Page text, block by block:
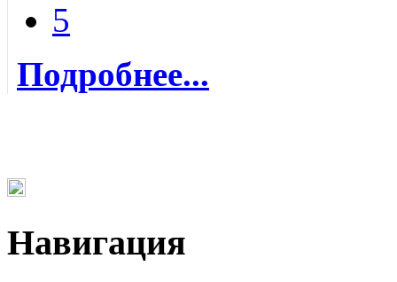
5
Подробнее...
Навигация